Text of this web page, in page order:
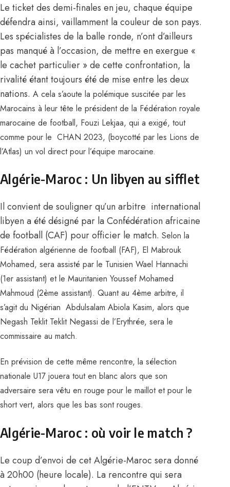
Le ticket des demi-finales en jeu, chaque équipe
défendra ainsi, vaillamment la couleur de son pays.
Les spécialistes de la balle ronde, n’ont d’ailleurs
pas manqué à l’occasion, de mettre en exergue «
le cachet particulier » de cette confrontation, la
rivalité étant toujours été de mise entre les deux
nations. A cela s’aoute la polémique suscitée par les
Marocains à leur tête le président de la Fédération royale
marocaine de football, Fouzi Lekjaa, qui a exigé, tout
comme pour le CHAN 2023, (boycotté par les Lions de
l’Atlas) un vol direct pour l’équipe marocaine.
Algérie-Maroc : Un libyen au sifflet
Il convient de souligner qu’un arbitre international
libyen a été désigné par la Confédération africaine
de football (CAF) pour officier le match. Selon la
Fédération algérienne de football (FAF), El Mabrouk
Mohamed, sera assisté par le Tunisien Wael Hannachi
(1er assistant) et le Mauritanien Youssef Mohamed
Mahmoud (2ème assistant). Quant au 4ème arbitre, il
s’agit du Nigérian Abdulsalam Abiola Kasim, alors que
Negash Teklit Teklit Negassi de l’Erythrée, sera le
commissaire au match.
En prévision de cette même rencontre, la sélection
nationale U17 jouera tout en blanc alors que son
adversaire sera vêtu en rouge pour le maillot et pour le
short vert, alors que les bas sont rouges.
Algérie-Maroc : où voir le match ?
Le coup d’envoi de cet Algérie-Maroc sera donné
à 20h00 (heure locale). La rencontre qui sera